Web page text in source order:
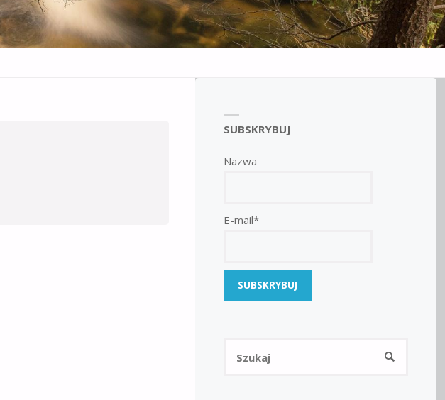
SUBSKRYBUJ
Nazwa
E-mail*
SZUKAJ